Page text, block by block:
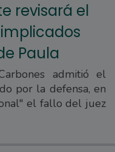
revisará el
Paula
admitió el
por la defensa, en
el fallo del juez